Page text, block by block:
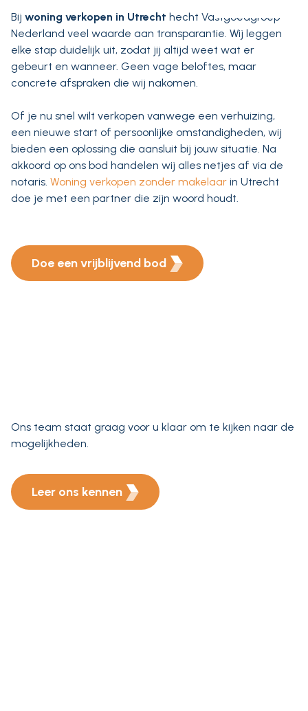
Bij woning verkopen in Utrecht hecht Vastgoedgroep
Nederland veel waarde aan transparantie. Wij leggen
elke stap duidelijk uit, zodat jij altijd weet wat er
gebeurt en wanneer. Geen vage beloftes, maar
concrete afspraken die wij nakomen.
Of je nu snel wilt verkopen vanwege een verhuizing,
een nieuwe start of persoonlijke omstandigheden, wij
bieden een oplossing die aansluit bij jouw situatie. Na
akkoord op ons bod handelen wij alles netjes af via de
notaris. Woning verkopen zonder makelaar in Utrecht
doe je met een partner die zijn woord houdt.
Doe een vrijblijvend bod
Ons team staat graag voor u klaar om te kijken naar de
mogelijkheden.
Leer ons kennen